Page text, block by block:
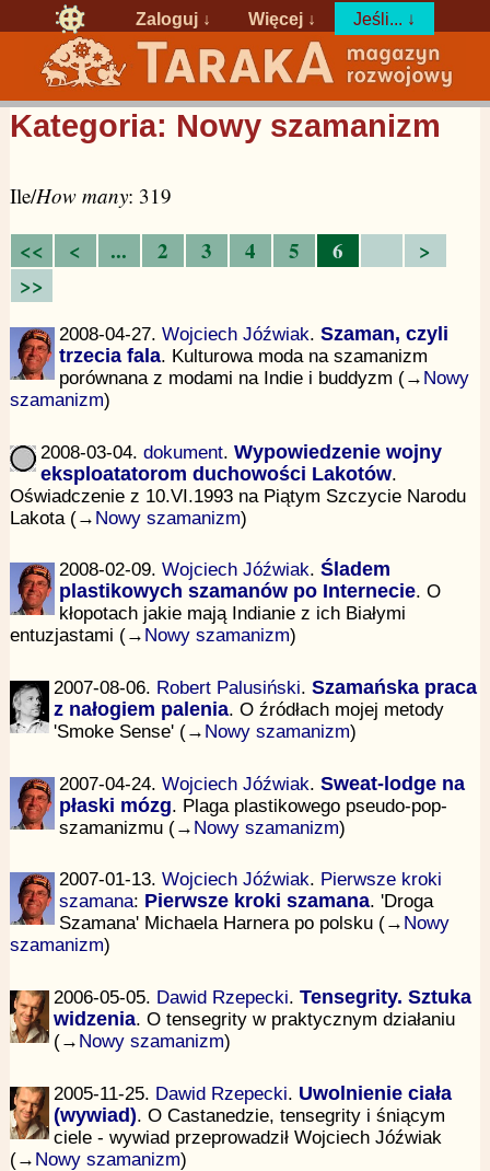
Zaloguj ↓ Więcej ↓ Jeśli... ↓
Kategoria: Nowy szamanizm
Ile/How many: 319
<< < ... 2 3 4 5 6
>
>>
2008-04-27. Wojciech Jóźwiak. Szaman, czyli
trzecia fala. Kulturowa moda na szamanizm
porównana z modami na Indie i buddyzm (→ Nowy
szamanizm)
2008-03-04. dokument. Wypowiedzenie wojny
eksploatatorom duchowości Lakotów.
Oświadczenie z 10.VI.1993 na Piątym Szczycie Narodu
Lakota (→ Nowy szamanizm)
2008-02-09. Wojciech Jóźwiak. Śladem
plastikowych szamanów po Internecie. O
kłopotach jakie mają Indianie z ich Białymi
entuzjastami (→ Nowy szamanizm)
2007-08-06. Robert Palusiński. Szamańska praca
z nałogiem palenia. O źródłach mojej metody
'Smoke Sense' (→ Nowy szamanizm)
2007-04-24. Wojciech Jóźwiak. Sweat-lodge na
płaski mózg. Plaga plastikowego pseudo-pop-
szamanizmu (→ Nowy szamanizm)
2007-01-13. Wojciech Jóźwiak. Pierwsze kroki
szamana: Pierwsze kroki szamana. 'Droga
Szamana' Michaela Harnera po polsku (→ Nowy
szamanizm)
2006-05-05. Dawid Rzepecki. Tensegrity. Sztuka
widzenia. O tensegrity w praktycznym działaniu
(→ Nowy szamanizm)
2005-11-25. Dawid Rzepecki. Uwolnienie ciała
(wywiad). O Castanedzie, tensegrity i śniącym
ciele - wywiad przeprowadził Wojciech Jóźwiak
(→ Nowy szamanizm)